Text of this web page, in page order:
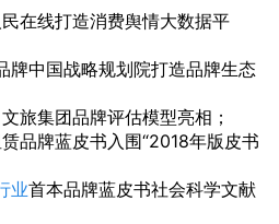
在线打造消费舆情大数据平
牌中国战略规划院打造品牌生态
旅集团品牌评估模型亮相；
品牌蓝皮书入围“2018年版皮书
业首本品牌蓝皮书社会科学文献